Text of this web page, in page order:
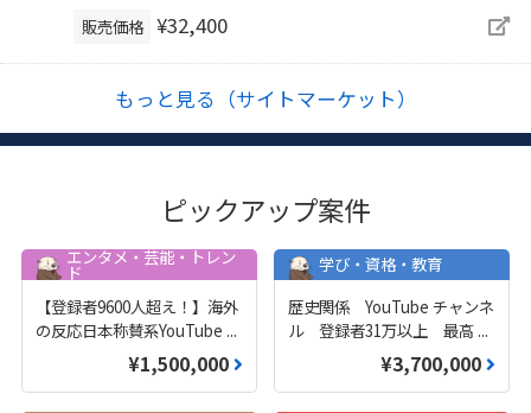
販売価格 ¥32,400
もっと見る（サイトマーケット）
ピックアップ案件
エンタメ・芸能・トレン
ド
【登録者9600人超え！】海外
の反応日本称賛系YouTube ...
¥1,500,000
学び・資格・教育
歴史関係 YouTube チャンネ
ル 登録者31万以上 最高 ...
¥3,700,000